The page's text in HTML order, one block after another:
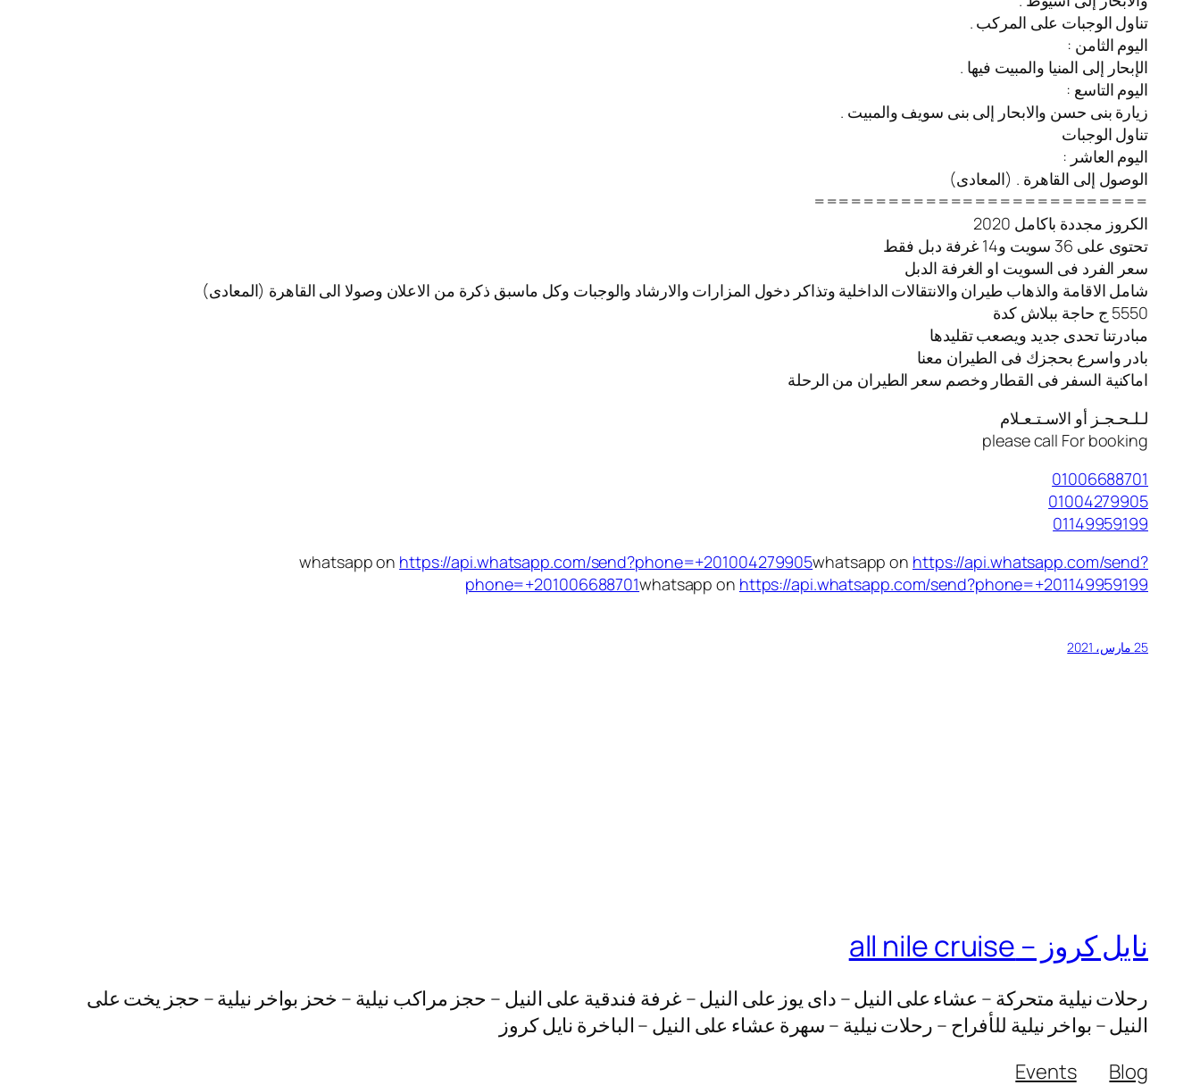
تناول الوجبات على المركب .
اليوم الثامن :
الإبحار إلى المنيا والمبيت فيها .
اليوم التاسع :
زيارة بنى حسن والابحار إلى بنى سويف والمبيت .
تناول الوجبات
اليوم العاشر :
الوصول إلى القاهرة . (المعادى)
===========================
الكروز مجددة باكامل 2020
تحتوى على 36 سويت و14 غرفة دبل فقط
سعر الفرد فى السويت او الغرفة الدبل
شامل الاقامة والذهاب طيران والانتقالات الداخلية وتذاكر دخول المزارات والارشاد والوجبات وكل ماسبق ذكرة من الاعلان وصولا الى القاهرة (المعادى)
5550 ج حاجة ببلاش كدة
مبادرتنا تحدى جديد ويصعب تقليدها
بادر واسرع بحجزك فى الطيران معنا
️اماكنية السفر فى القطار وخصم سعر الطيران من الرحلة
لـلـحـجـز أو الاسـتـعـلام
please call For booking
01006688701
01004279905
01149959199
whatsapp on https://api.whatsapp.com/send?phone=+201004279905whatsapp on https://api.whatsapp.com/send?
phone=+201006688701whatsapp on https://api.whatsapp.com/send?phone=+201149959199
25 مارس، 2021
نايل كروز – all nile cruise
رحلات نيلية متحركة – عشاء على النيل – داى يوز على النيل – غرفة فندقية على النيل – حجز مراكب نيلية – خحز بواخر نيلية – حجز يخت على
النيل – بواخر نيلية للأفراح – رحلات نيلية – سهرة عشاء على النيل – الباخرة نايل كروز
Blog
Events